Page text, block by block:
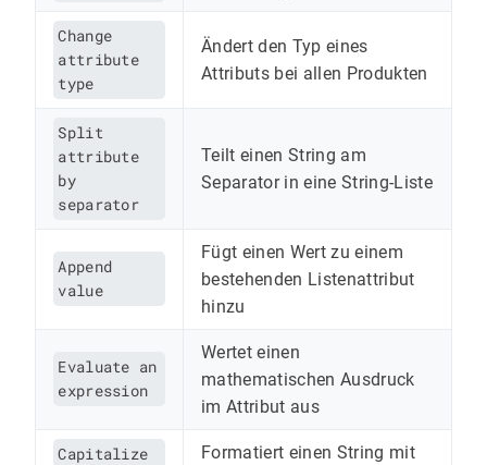
Change
attribute
type
Ändert den Typ eines
Attributs bei allen Produkten
Split
attribute
by
separator
Teilt einen String am
Separator in eine String-Liste
Append
value
Fügt einen Wert zu einem
bestehenden Listenattribut
hinzu
Evaluate an
expression
Wertet einen
mathematischen Ausdruck
im Attribut aus
Capitalize
Formatiert einen String mit